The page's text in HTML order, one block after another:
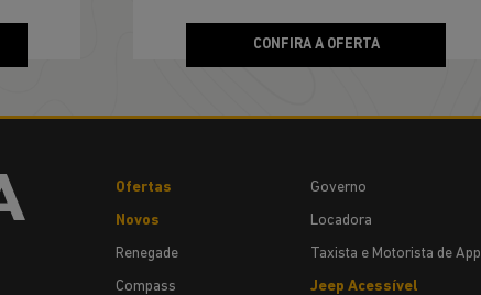
CONFIRA A OFERTA
Ofertas
Novos
Renegade
Compass
Governo
Locadora
Taxista e Motorista de App
Jeep Acessível